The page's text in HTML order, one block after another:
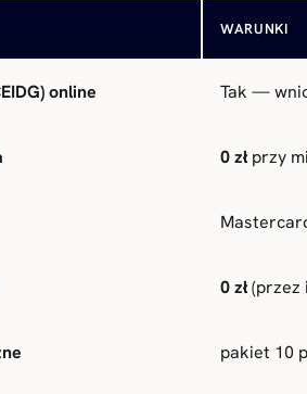
WARUNKI
online Tak —
0 zł przy
0 zł(przez
pakiet 10